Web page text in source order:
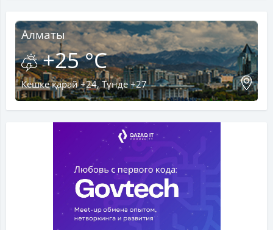
Алматы
+25 °C
Кешке қарай +24, Түнде +27